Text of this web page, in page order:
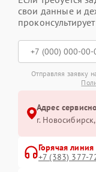
свои данные и
Отправляя заявку
Адрес
г.
Горячая линия
+7 (383) 377-